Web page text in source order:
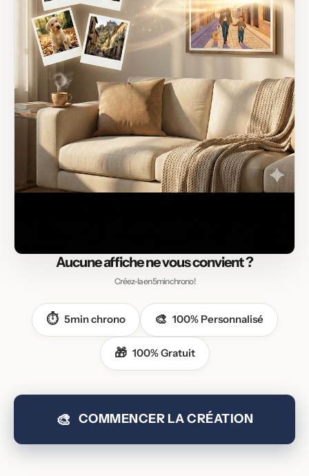
Aucune affichene vous convient ?
Créez-la en 5min chrono !
⏱️ 5min chrono 🎨 100% Personnalisé
🎁 100% Gratuit
🎨 COMMENCER LA CRÉATION